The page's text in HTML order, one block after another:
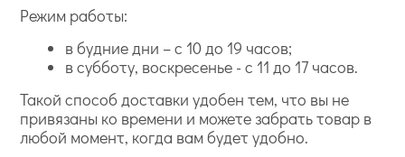
Режим работы:
в будние дни – с 10 до 19 часов;
в субботу, воскресенье - с 11 до 17 часов.
Такой способ доставки удобен тем, что вы не
привязаны ко времени и можете забрать товар в
любой момент, когда вам будет удобно.